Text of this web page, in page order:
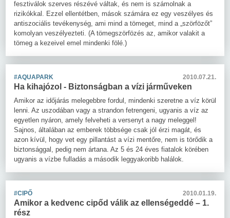
fesztiválok szerves részévé váltak, és nem is számolnak a
rizikókkal. Ezzel ellentétben, mások számára ez egy veszélyes és
antiszociális tevékenység, ami mind a tömeget, mind a „szörfözőt”
komolyan veszélyezteti. (A tömegszörfözés az, amikor valakit a
tömeg a kezeivel emel mindenki fölé.)
#AQUAPARK 2010.07.21.
Ha kihajózol - Biztonságban a vízi járműveken
Amikor az időjárás melegebbre fordul, mindenki szeretne a víz körül
lenni. Az uszodában vagy a strandon fetrengeni, ugyanis a víz az
egyetlen nyáron, amely felveheti a versenyt a nagy meleggel!
Sajnos, általában az emberek többsége csak jól érzi magát, és
azon kívül, hogy vet egy pillantást a vízi mentőre, nem is törődik a
biztonsággal, pedig nem ártana. Az 5 és 24 éves fiatalok körében
ugyanis a vízbe fulladás a második leggyakoribb halálok.
#CIPŐ 2010.01.19.
Amikor a kedvenc cipőd válik az ellenségeddé – 1.
rész